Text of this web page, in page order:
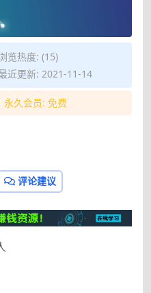
览热度: (15)
近更新: 2021-11-14
永久会员: 免费
评论建议